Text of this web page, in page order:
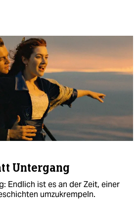
Untergang
Endlich ist es an der Zeit, einer
umzukrempeln.